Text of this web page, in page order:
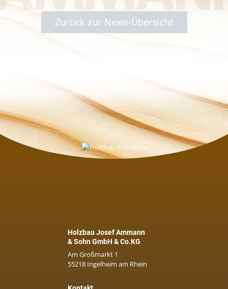
Zurück zur News-Übersicht
Holzbau Josef Ammann
& Sohn GmbH & Co.KG
Am Großmarkt 1
55218 Ingelheim am Rhein